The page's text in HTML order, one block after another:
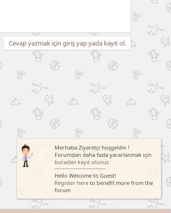
Cevap yazmak için giriş yap yada kayıt ol.
Merhaba Ziyaretçi hoşgeldin !
Forumdan daha fazla yararlanmak için
buradan kayıt olunuz
Hello Welcome to Guest!
Register here to benefit more from the
forum